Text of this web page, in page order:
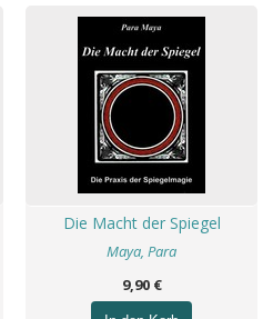
Die Macht der Spiegel
Maya, Para
9,90 €